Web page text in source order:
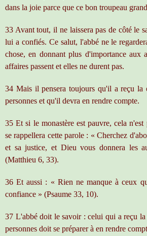
dans la joie parce que ce bon troupeau
33 Avant tout, il ne laissera pas de côté le
lui a confiés. Ce salut, l'abbé ne le
chose, en donnant plus d'importance aux
affaires passent et elles ne durent pas.
34 Mais il pensera toujours qu'il a reçu la
personnes et qu'il devra en rendre compte.
35 Et si le monastère est pauvre, cela n'est
se rappellera cette parole : « Cherchez
et sa justice, et Dieu vous donnera les
(Matthieu 6, 33).
36 Et aussi : « Rien ne manque à ceux
confiance » (Psaume 33, 10).
37 L'abbé doit le savoir : celui qui a reçu la
personnes doit se préparer à en rendre